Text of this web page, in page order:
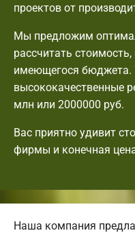
проектов от
Мы предложим
рассчитать
имеющегося бюджета.
высококачественные
млн или 2000000 руб.
Вас приятно удивит
фирмы и конечная
Наша компания